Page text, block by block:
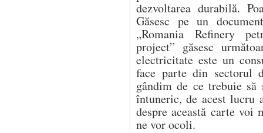
dezvoltarea durabilă.
Găsesc pe un
„Romania Refinery
project” găsesc
electricitate este un
face parte din sectorul
gândim de ce trebuie
întuneric, de acest lucru
despre această carte voi
ne vor ocoli.